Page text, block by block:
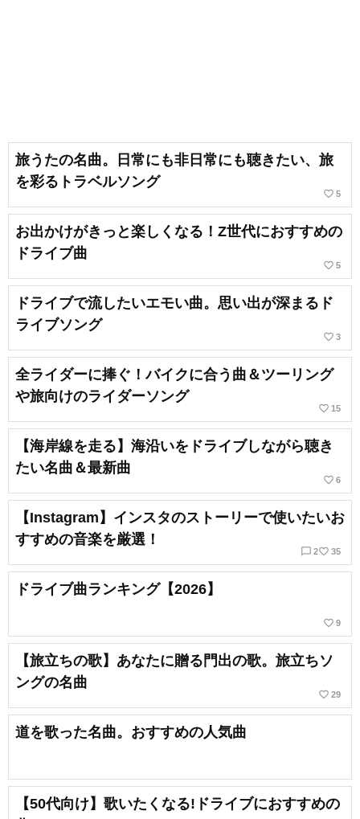
旅うたの名曲。日常にも非日常にも聴きたい、旅
を彩るトラベルソング
favorite_border 5
お出かけがきっと楽しくなる！Z世代におすすめの
ドライブ曲
favorite_border 5
ドライブで流したいエモい曲。思い出が深まるド
ライブソング
favorite_border 3
全ライダーに捧ぐ！バイクに合う曲＆ツーリング
や旅向けのライダーソング
favorite_border 15
【海岸線を走る】海沿いをドライブしながら聴き
たい名曲＆最新曲
favorite_border 6
【Instagram】インスタのストーリーで使いたいお
すすめの音楽を厳選！
chat_bubble_outline 2favorite_border 35
ドライブ曲ランキング【2026】
favorite_border 9
【旅立ちの歌】あなたに贈る門出の歌。旅立ちソ
ングの名曲
favorite_border 29
道を歌った名曲。おすすめの人気曲
【50代向け】歌いたくなる!ドライブにおすすめの